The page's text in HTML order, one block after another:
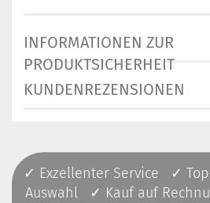
INFORMATIONEN ZUR
PRODUKTSICHERHEIT
KUNDENREZENSIONEN
✓ Exzellenter Service ✓
Auswahl ✓ Kauf auf